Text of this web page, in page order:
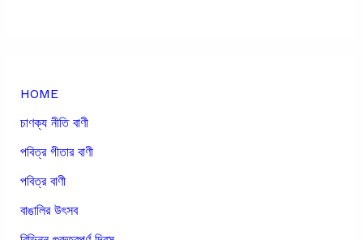
HOME
চাণক্য নীতি বাণী
পবিত্র গীতার বাণী
পবিত্র বাণী
বাঙালির উৎসব